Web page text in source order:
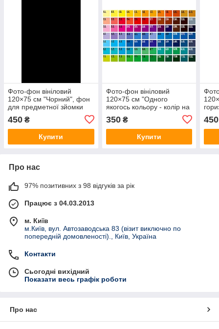
Фото-фон вініловий
120×75 см "Чорний", фон
для предметної зйомки
450 ₴
Купити
Фото-фон вініловий
120×75 см "Одного
якогось кольору - колір на
предметної зйомки ПВХ
(банерна тканина)
350₴
Купити
450
Про нас
97% позитивних з 98 відгуків за рік
Працює з 04.03.2013
м. Київ
м.Київ, вул. Автозаводська 83 (візит виключно по
попередній домовленості)., Київ, Україна
Контакти
Сьогодні вихідний
Показати весь графік роботи
Про нас